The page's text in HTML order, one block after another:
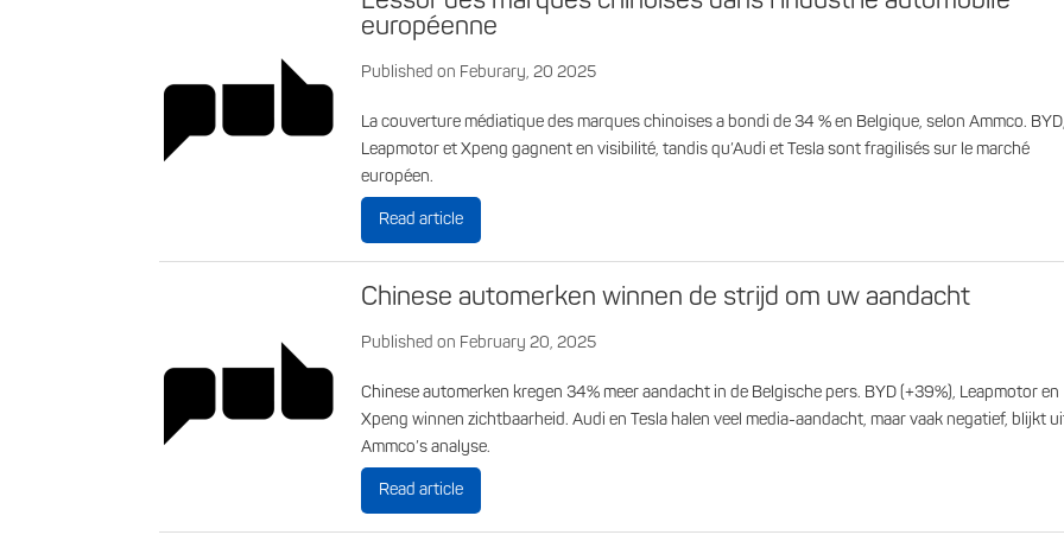
européenne
Published on Feburary, 20 2025
La couverture médiatique des marques chinoises a bondi de 34 % en Belgique, selon Ammco.
Leapmotor et Xpeng gagnent en visibilité, tandis qu’Audi et Tesla sont fragilisés sur le marché
européen.
Read article
Chinese automerken winnen de strijd om uw aandacht
Published on February 20, 2025
Chinese automerken kregen 34% meer aandacht in de Belgische pers. BYD (+39%), Leapmotor en
Xpeng winnen zichtbaarheid. Audi en Tesla halen veel media-aandacht, maar vaak negatief, blijkt
Ammco’s analyse.
Read article